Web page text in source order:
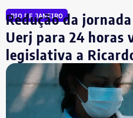
André Marinho informa que
Estados Unidos porque
em plena efervescência do
Dilma Rousseff (PT). No
PUC, onde ficou de 2016 a
trabalhava no “Pânico”,
RIO DE JANEIRO
Redução da
Uerj para 24 horas
legislativa a